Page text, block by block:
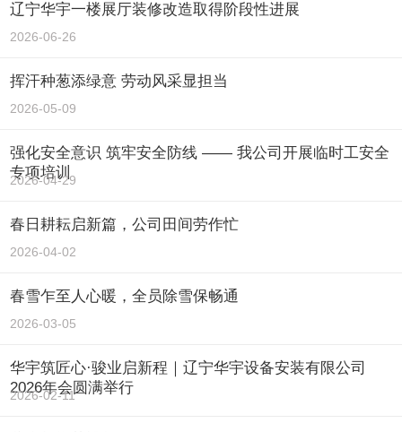
辽宁华宇一楼展厅装修改造取得阶段性进展
2026-06-26
挥汗种葱添绿意 劳动风采显担当
2026-05-09
强化安全意识 筑牢安全防线 —— 我公司开展临时工安全
专项培训
2026-04-29
春日耕耘启新篇，公司田间劳作忙
2026-04-02
春雪乍至人心暖，全员除雪保畅通
2026-03-05
华宇筑匠心·骏业启新程｜辽宁华宇设备安装有限公司
2026年会圆满举行
2026-02-11